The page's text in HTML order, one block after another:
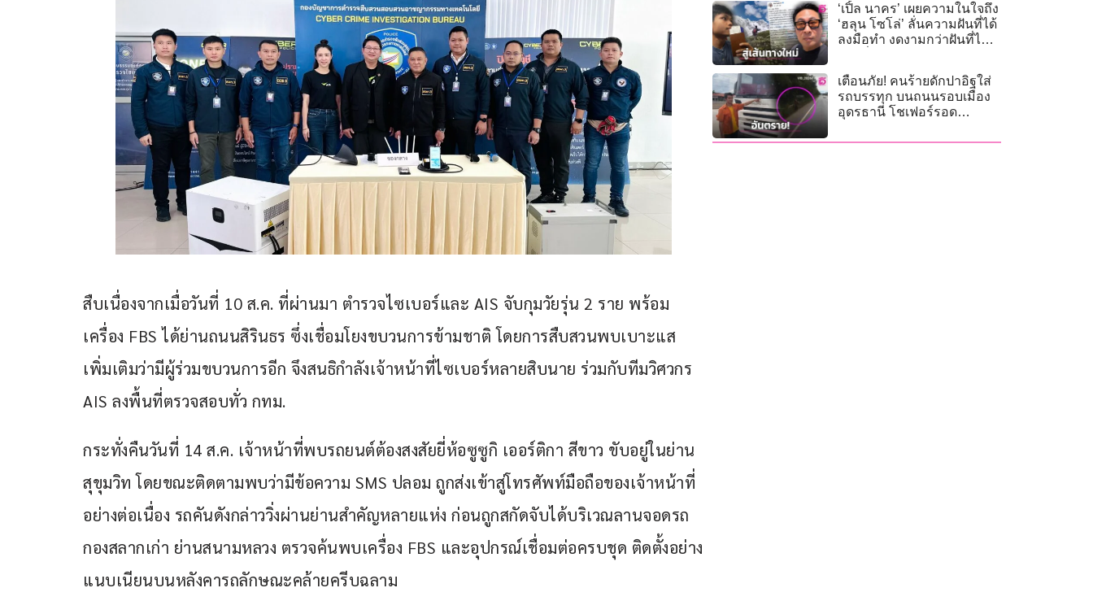
สืบเนื่องจากเมื่อวันที่ 10 ส.ค. ที่ผ่านมา ตำรวจไซเบอร์และ AIS จับกุมวัยรุ่น 2 ราย พร้อม
เครื่อง FBS ได้ย่านถนนสิรินธร ซึ่งเชื่อมโยงขบวนการข้ามชาติ โดยการสืบสวนพบเบาะแส
เพิ่มเติมว่ามีผู้ร่วมขบวนการอีก จึงสนธิกำลังเจ้าหน้าที่ไซเบอร์หลายสิบนาย ร่วมกับทีมวิศวกร
AIS ลงพื้นที่ตรวจสอบทั่ว กทม.
กระทั่งคืนวันที่ 14 ส.ค. เจ้าหน้าที่พบรถยนต์ต้องสงสัยยี่ห้อซูซูกิ เออร์ติกา สีขาว ขับอยู่ในย่าน
สุขุมวิท โดยขณะติดตามพบว่ามีข้อความ SMS ปลอม ถูกส่งเข้าสู่โทรศัพท์มือถือของเจ้าหน้าที่
อย่างต่อเนื่อง รถคันดังกล่าววิ่งผ่านย่านสำคัญหลายแห่ง ก่อนถูกสกัดจับได้บริเวณลานจอดรถ
กองสลากเก่า ย่านสนามหลวง ตรวจค้นพบเครื่อง FBS และอุปกรณ์เชื่อมต่อครบชุด ติดตั้งอย่าง
แนบเนียนบนหลังคารถลักษณะคล้ายครีบฉลาม
‘เปิ้ล นาคร’ เผยความในใจถึง
‘ฮลุน โซโล่’ ลั่นความฝันที่ได้
ลงมือทำ งดงามกว่าฝันที่ไม่
เตือนภัย! คนร้ายดักปาอิฐใส่
รถบรรทุก บนถนนรอบเมือง
อุดรธานี โชเฟอร์รอด